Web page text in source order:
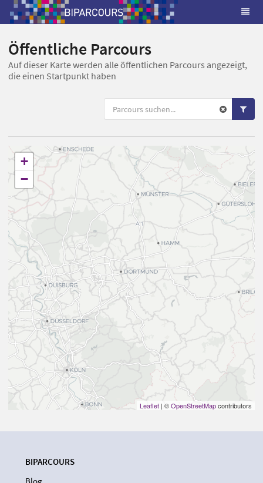
Öffentliche Parcours
Auf dieser Karte werden alle öffentlichen Parcours angezeigt,
die einen Startpunkt haben
+
−
Leaflet | ©OpenStreetMapcontributors
BIPARCOURS